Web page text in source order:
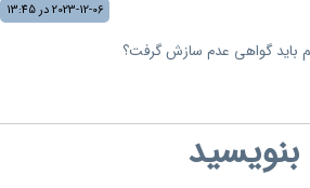
2023-12-06 در 13:45
باید گواهی عدم سازش گرفت؟